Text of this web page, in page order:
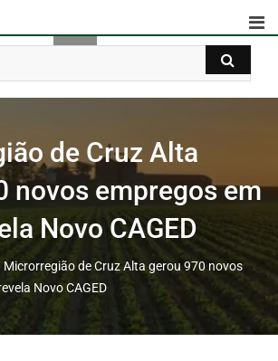
de Cruz Alta
novos empregos em
Novo CAGED
Microrregião de Cruz Alta gerou 970 novos
Novo CAGED